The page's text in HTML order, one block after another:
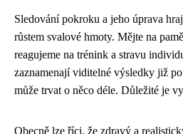
Sledování pokroku a jeho úprava
růstem svalové hmoty. Mějte na
reagujeme na trénink a stravu
zaznamenají viditelné výsledky již
může trvat o něco déle. Důležité je
Obecně lze říci, že zdravý a